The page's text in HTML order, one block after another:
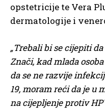
opstetricije te Vera
dermatologije i
„Trebali bi se cijepiti
Znači, kad mlada
da se ne razvije
19, moram reći da je u
na cijepljenje protiv